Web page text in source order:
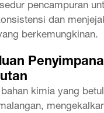
pencampuran
dan
berkemungkinan.
kimia yang